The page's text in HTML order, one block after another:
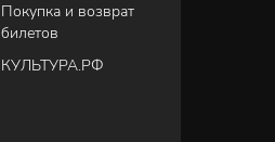
Покупка и возврат
билетов
КУЛЬТУРА.РФ